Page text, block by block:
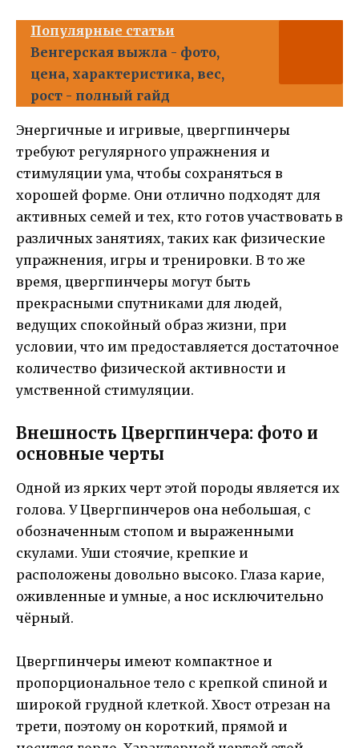
Популярные статьи
Венгерская выжла - фото,
цена, характеристика, вес,
рост - полный гайд
Энергичные и игривые, цвергпинчеры
требуют регулярного упражнения и
стимуляции ума, чтобы сохраняться в
хорошей форме. Они отлично подходят для
активных семей и тех, кто готов участвовать в
различных занятиях, таких как физические
упражнения, игры и тренировки. В то же
время, цвергпинчеры могут быть
прекрасными спутниками для людей,
ведущих спокойный образ жизни, при
условии, что им предоставляется достаточное
количество физической активности и
умственной стимуляции.
Внешность Цвергпинчера: фото и
основные черты
Одной из ярких черт этой породы является их
голова. У Цвергпинчеров она небольшая, с
обозначенным стопом и выраженными
скулами. Уши стоячие, крепкие и
расположены довольно высоко. Глаза карие,
оживленные и умные, а нос исключительно
чёрный.
Цвергпинчеры имеют компактное и
пропорциональное тело с крепкой спиной и
широкой грудной клеткой. Хвост отрезан на
трети, поэтому он короткий, прямой и